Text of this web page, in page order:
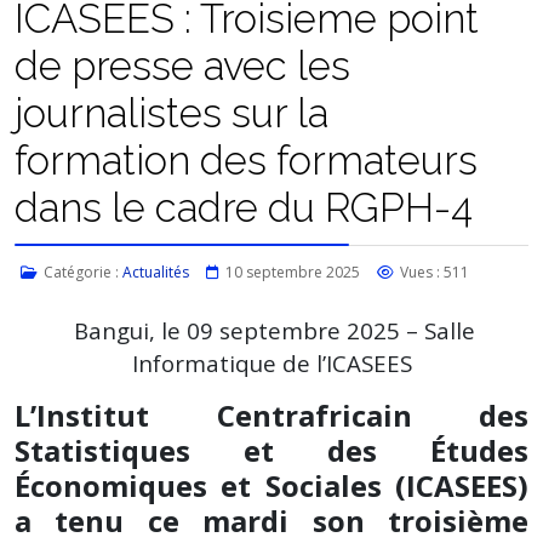
ICASEES : Troisieme point
de presse avec les
journalistes sur la
formation des formateurs
dans le cadre du RGPH-4
Catégorie : Actualités 10 septembre 2025 Vues : 511
Bangui, le 09 septembre 2025 – Salle
Informatique de l’ICASEES
L’Institut Centrafricain des
Statistiques et des Études
Économiques et Sociales (ICASEES)
a tenu ce mardi son troisième